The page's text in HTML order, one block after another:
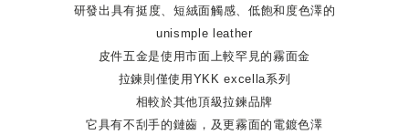
研發出具有挺度、短絨面觸感、低飽和度色澤的
unismple leather
皮件五金是使用市面上較罕見的霧面金
拉鍊則僅使用YKK excella系列
相較於其他頂級拉鍊品牌
它具有不刮手的鏈齒，及更霧面的電鍍色澤